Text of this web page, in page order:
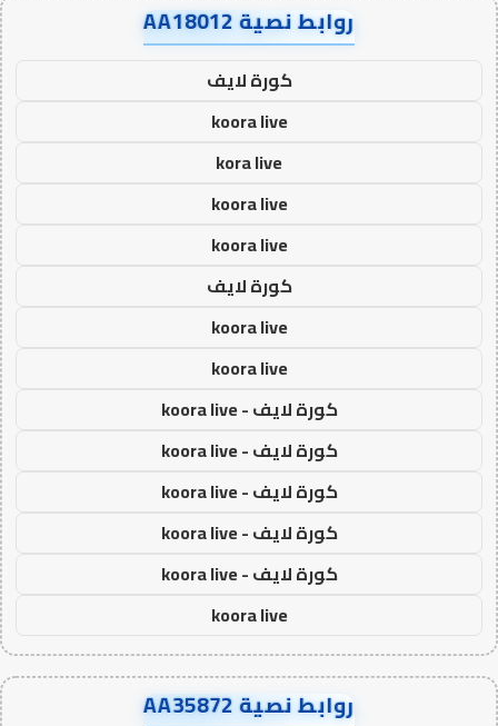
روابط نصية AA18012
كورة لايف
koora live
kora live
koora live
koora live
كورة لايف
koora live
koora live
كورة لايف - koora live
كورة لايف - koora live
كورة لايف - koora live
كورة لايف - koora live
كورة لايف - koora live
koora live
روابط نصية AA35872